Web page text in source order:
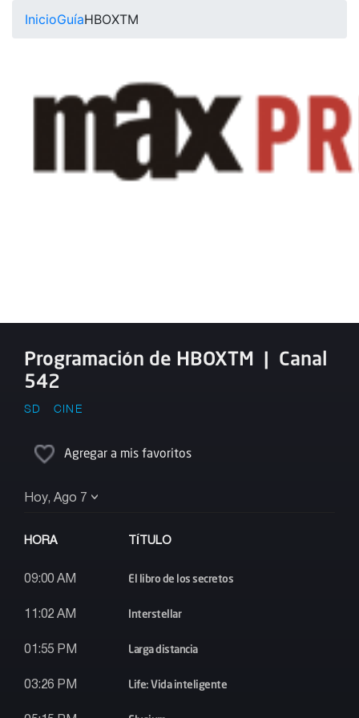
InicioGuíaHBOXTM
Programación de HBOXTM | Canal
542
SD CINE
Agregar a mis favoritos
Hoy, Ago 7
HORA TÍTULO
09:00 AM El libro de los secretos
11:02 AM Interstellar
01:55 PM Larga distancia
03:26 PM Life: Vida inteligente